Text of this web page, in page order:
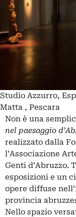
Studio Azzurro,
Matta , Pescara
Non è una
nel paesaggio
realizzato dalla
l’Associazione
Genti d’Abruzzo.
esposizioni e un
opere diffuse
provincia
Nello spazio